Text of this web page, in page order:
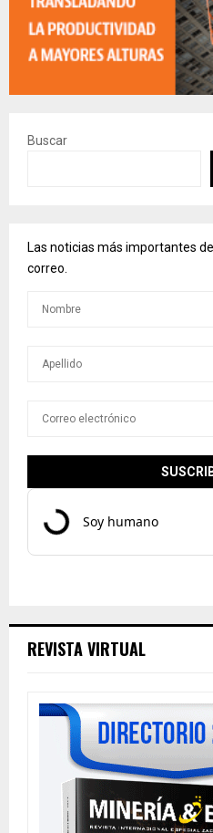
Buscar
Las noticias más importantes
correo.
REVISTA VIRTUAL